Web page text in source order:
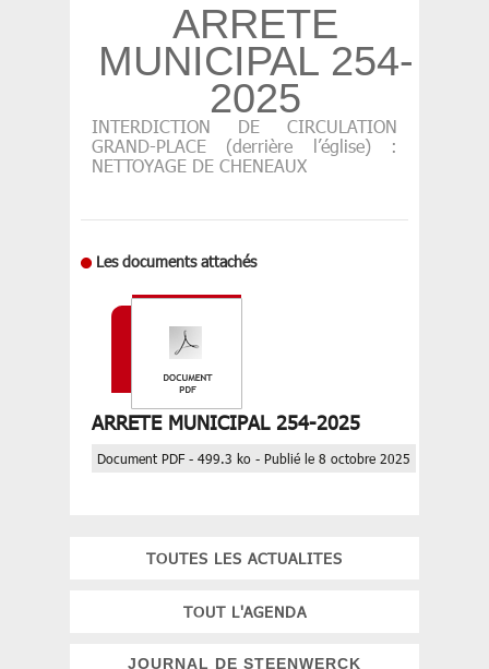
ARRETE
MUNICIPAL 254-
2025
INTERDICTION DE CIRCULATION
GRAND-PLACE (derrière l’église) :
NETTOYAGE DE CHENEAUX
Les documents attachés
ARRETE MUNICIPAL 254-2025
Document PDF - 499.3 ko - Publié le 8 octobre 2025
TOUTES LES ACTUALITES
TOUT L'AGENDA
JOURNAL DE STEENWERCK